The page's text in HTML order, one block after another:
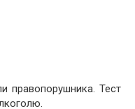
правопорушника. Тест